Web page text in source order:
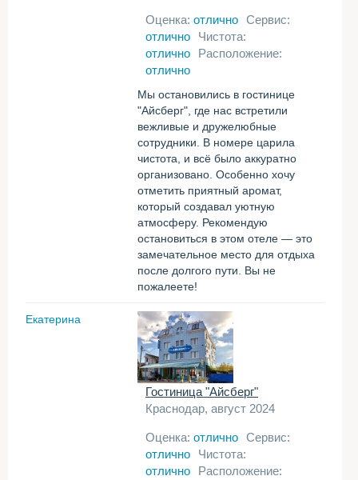
Оценка: отлично Сервис:
отлично
Чистота:
отлично
Расположение:
отлично
Мы остановились в гостинице
"Айсберг", где нас встретили
вежливые и дружелюбные
сотрудники. В номере царила
чистота, и всё было аккуратно
организовано. Особенно хочу
отметить приятный аромат,
который создавал уютную
атмосферу. Рекомендую
остановиться в этом отеле — это
замечательное место для отдыха
после долгого пути. Вы не
пожалеете!
Екатерина
Гостиница "Айсберг"
Краснодар, август 2024
Оценка: отлично Сервис:
отлично
Чистота:
отлично
Расположение: